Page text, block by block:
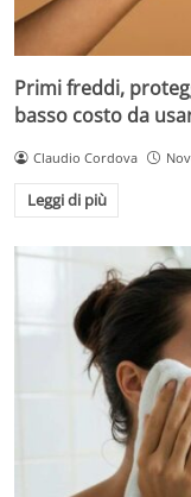
Primi freddi,
basso costo da
Claudio Cordova
Leggi di più